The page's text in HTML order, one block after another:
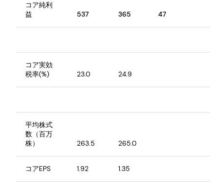
コア純利
益
537 365 47
コア実効
税率(%)
23.0 24.9
平均株式
数（百万
株）
263.5 265.0
コアEPS 1.92 1.35